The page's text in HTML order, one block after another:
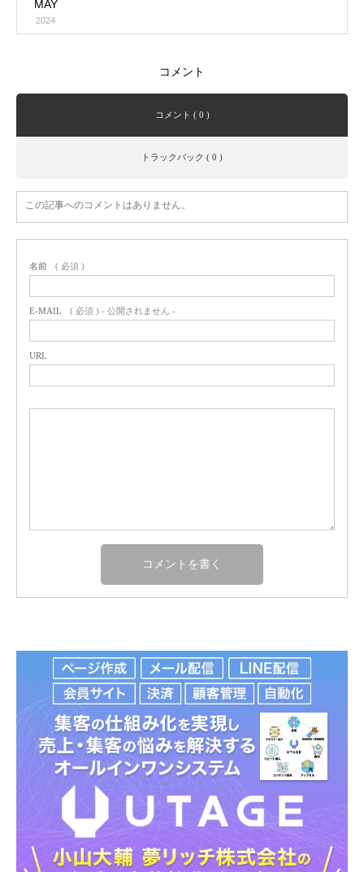
MAY
2024
コメント
コメント ( 0 )
トラックバック ( 0 )
この記事へのコメントはありません。
名前 ( 必須 )
E-MAIL ( 必須 ) - 公開されません -
URL